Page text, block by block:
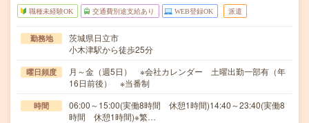
職種未経験OK 交通費別途支給あり WEB登録OK 派遣
勤務地
茨城県日立市
小木津駅から徒歩25分
曜日頻度
月～金（週5日） ※会社カレンダー 土曜出勤一部有（年
16日前後） ※当番制
時間
06:00～15:00(実働8時間 休憩1時間)14:40～23:40(実働8
時間 休憩1時間)※繁…